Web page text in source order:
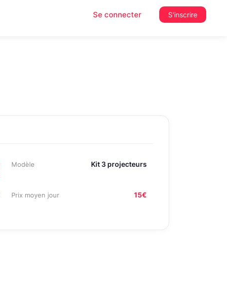
Se connecter S'inscrire
Modèle Kit 3 projecteurs
Prix moyen jour 15€